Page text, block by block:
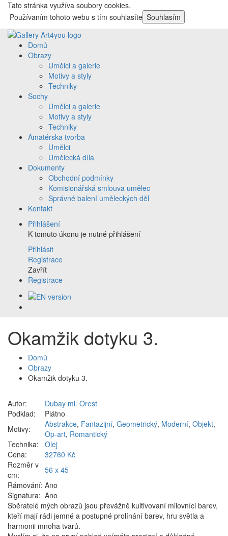
Tato stránka využíva soubory cookies.
Používaním tohoto webu s tím souhlasíte Souhlasím
Domů
Obrazy
Umělci a galerie
Motivy a styly
Techniky
Sochy
Umělci a galerie
Motivy a styly
Techniky
Amatérska tvorba
Umělci
Umělecká díla
Dokumenty
Obchodní podmínky
Komisionářská smlouva umělec
Správné balení uměleckých děl
Kontakt
Přihlášení
K tomuto úkonu je nutné přihlášení
Přihlásit
Registrace
Zavřít
Registrace
Okamžik dotyku 3.
Domů
Obrazy
Okamžik dotyku 3.
Autor:
Dubay ml. Orest
Podklad:
Plátno
Motivy:
Abstrakce, Fantazijní, Geometrický, Moderní, Objekt,
Op-art, Romantický
Technika:
Olej
Cena:
32760 Kč
Rozměr v
cm:
56 x 45
Rámování: Ano
Signatura: Ano
Sběratelé mých obrazů jsou převážně kultivovaní milovníci barev,
kteří mají rádi jemné a postupné prolínání barev, hru světla a
harmonii mnoha tvarů.